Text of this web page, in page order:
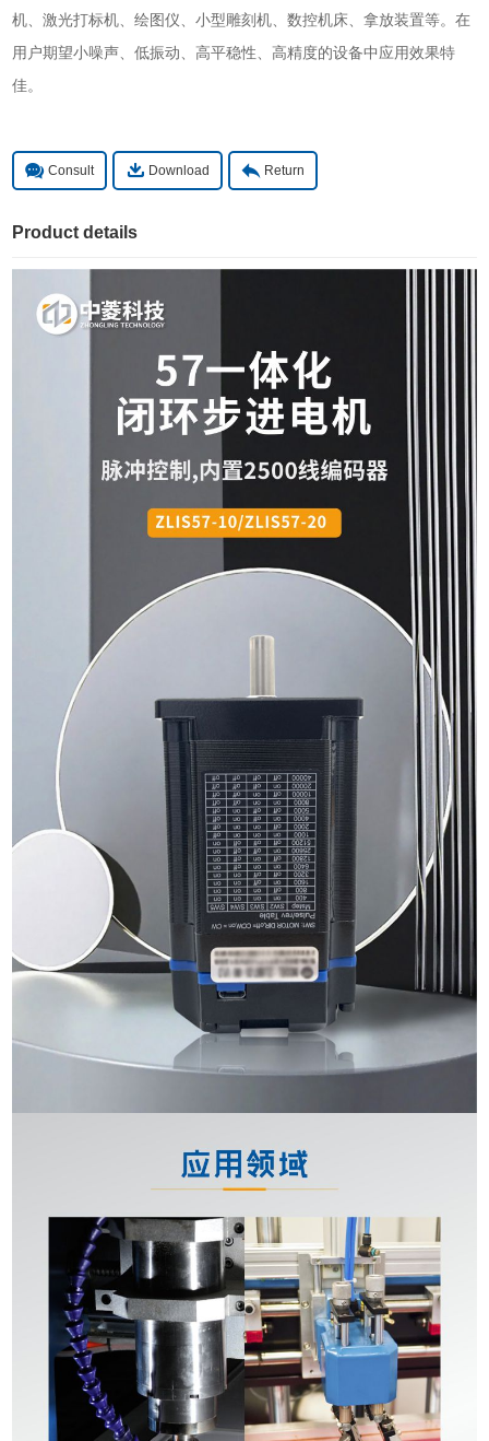
机、激光打标机、绘图仪、小型雕刻机、数控机床、拿放装置等。在
用户期望小噪声、低振动、高平稳性、高精度的设备中应用效果特
佳。
Consult Download Return
Product details